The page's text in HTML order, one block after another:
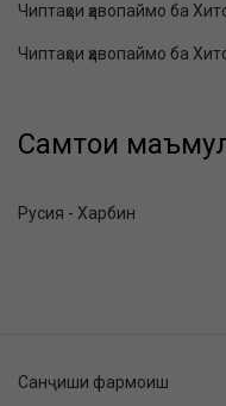
Чиптаҳои ҳавопаймо ба
Чиптаҳои ҳавопаймо ба
Самтҳои
Русия - Харбин
Санҷиши фармоиш